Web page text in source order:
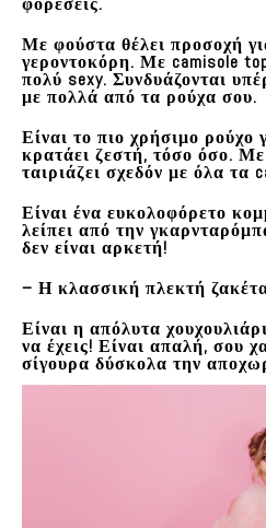
Με φούστα θέλει προσοχή
γεροντοκόρη. Με camisole
πολύ sexy. Συνδυάζονται
με πολλά από τα ρούχα σου.
Είναι το πιο χρήσιμο ρούχο
κρατάει ζεστή, τόσο όσο.
ταιριάζει σχεδόν με όλα τα
Είναι ένα ευκολοφόρετο
λείπει από την
δεν είναι αρκετή!
– Η κλασσική πλεκτή
Είναι η απόλυτα
να έχεις! Είναι απαλή, σου
σίγουρα δύσκολα την